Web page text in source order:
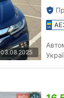
03.08.2025